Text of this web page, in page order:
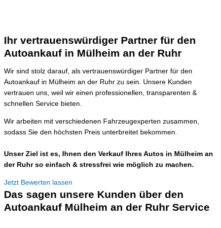
Ihr vertrauenswürdiger Partner für den
Autoankauf in Mülheim an der Ruhr
Wir sind stolz darauf, als vertrauenswürdiger Partner für den
Autoankauf in Mülheim an der Ruhr zu sein. Unsere Kunden
vertrauen uns, weil wir einen professionellen, transparenten &
schnellen Service bieten.
Wir arbeiten mit verschiedenen Fahrzeugexperten zusammen,
sodass Sie den höchsten Preis unterbreitet bekommen.
Unser Ziel ist es, Ihnen den Verkauf Ihres Autos in Mülheim an
der Ruhr so einfach & stressfrei wie möglich zu machen.
Jetzt Bewerten lassen
Das sagen unsere Kunden über den
Autoankauf Mülheim an der Ruhr Service